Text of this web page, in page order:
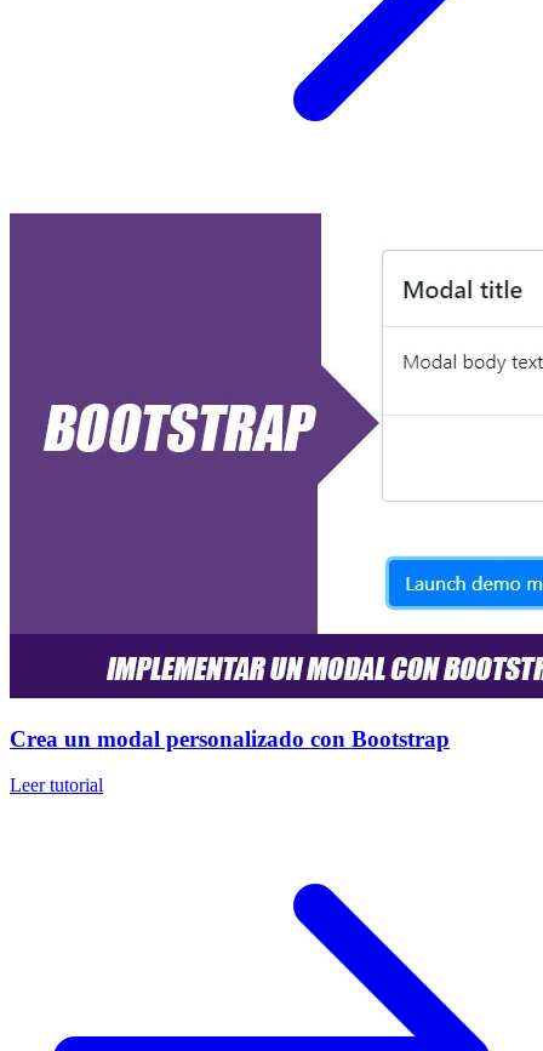
Crea un modal personalizado con Bootstrap
Leer tutorial